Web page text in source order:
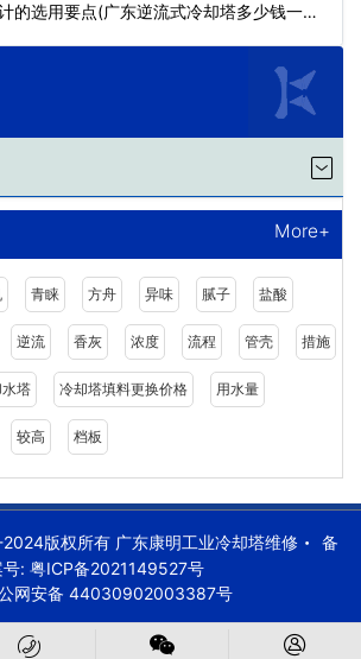
的选用要点(广东逆流式冷却塔多少钱一台)
More+
青睐 方舟 异味 腻子 盐酸
逆流 香灰 浓度 流程 管壳 措施
塔 冷却塔填料更换价格 用水量
较高 档板
版权所有 广东康明工业冷却塔维修
备
: 粤ICP备2021149527号
网安备 44030902003387号